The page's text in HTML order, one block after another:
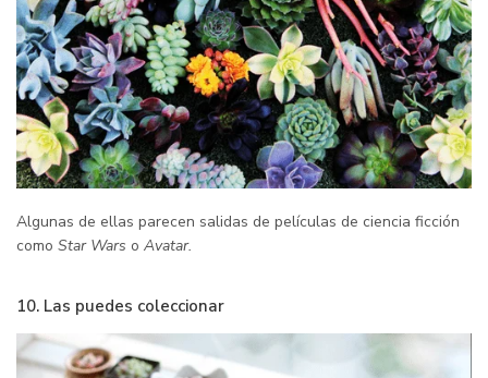
Algunas de ellas parecen salidas de películas de ciencia ficción
como Star Wars o Avatar.
10. Las puedes coleccionar